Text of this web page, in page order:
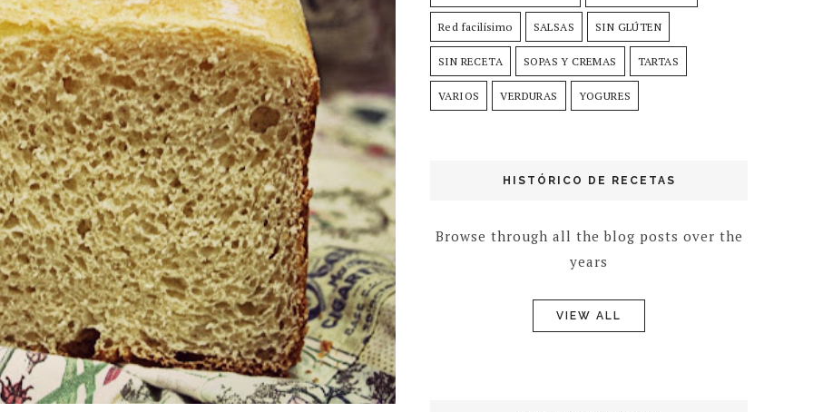
Red facilísimo SALSAS SIN GLÚTEN
SIN RECETA SOPAS Y CREMAS TARTAS
VARIOS VERDURAS YOGURES
HISTÓRICO DE RECETAS
Browse through all the blog posts over the
years
VIEW ALL